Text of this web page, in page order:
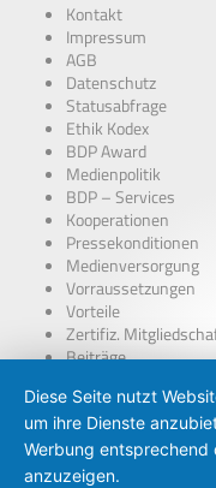
Kontakt
Impressum
AGB
Datenschutz
Statusabfrage
Ethik Kodex
BDP Award
Medienpolitik
BDP – Services
Kooperationen
Pressekonditionen
Medienversorgung
Vorraussetzungen
Vorteile
Zertifiz.
Beiträge
BDP –
Presse-PKW Schild
Zertifizierung
Diese Seite nutzt
um ihre Dienste
Werbung
anzuzeigen.